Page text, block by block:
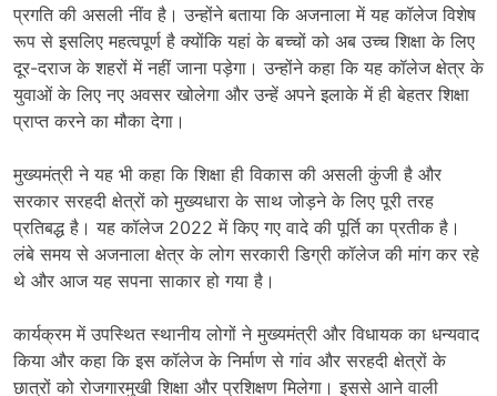
प्रगति की असली नींव है। उन्होंने बताया कि अजनाला में यह कॉलेज विशेष
रूप से इसलिए महत्वपूर्ण है क्योंकि यहां के बच्चों को अब उच्च शिक्षा के लिए
दूर-दराज के शहरों में नहीं जाना पड़ेगा। उन्होंने कहा कि यह कॉलेज क्षेत्र के
युवाओं के लिए नए अवसर खोलेगा और उन्हें अपने इलाके में ही बेहतर शिक्षा
प्राप्त करने का मौका देगा।
मुख्यमंत्री ने यह भी कहा कि शिक्षा ही विकास की असली कुंजी है और
सरकार सरहदी क्षेत्रों को मुख्यधारा के साथ जोड़ने के लिए पूरी तरह
प्रतिबद्ध है। यह कॉलेज 2022 में किए गए वादे की पूर्ति का प्रतीक है।
लंबे समय से अजनाला क्षेत्र के लोग सरकारी डिग्री कॉलेज की मांग कर रहे
थे और आज यह सपना साकार हो गया है।
कार्यक्रम में उपस्थित स्थानीय लोगों ने मुख्यमंत्री और विधायक का धन्यवाद
किया और कहा कि इस कॉलेज के निर्माण से गांव और सरहदी क्षेत्रों के
छात्रों को रोजगारमुखी शिक्षा और प्रशिक्षण मिलेगा। इससे आने वाली